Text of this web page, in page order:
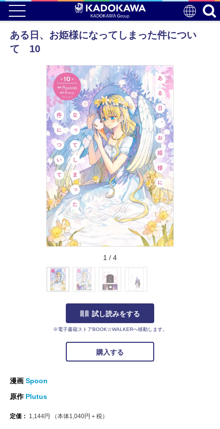
ある日、お姫様になってしまった件につい
て 10
1 / 4
試し読みをする
※電子書籍ストアBOOK☆WALKERへ移動します。
購入する
漫画 Spoon
原作 Plutus
定価： 1,144円 （本体1,040円＋税）